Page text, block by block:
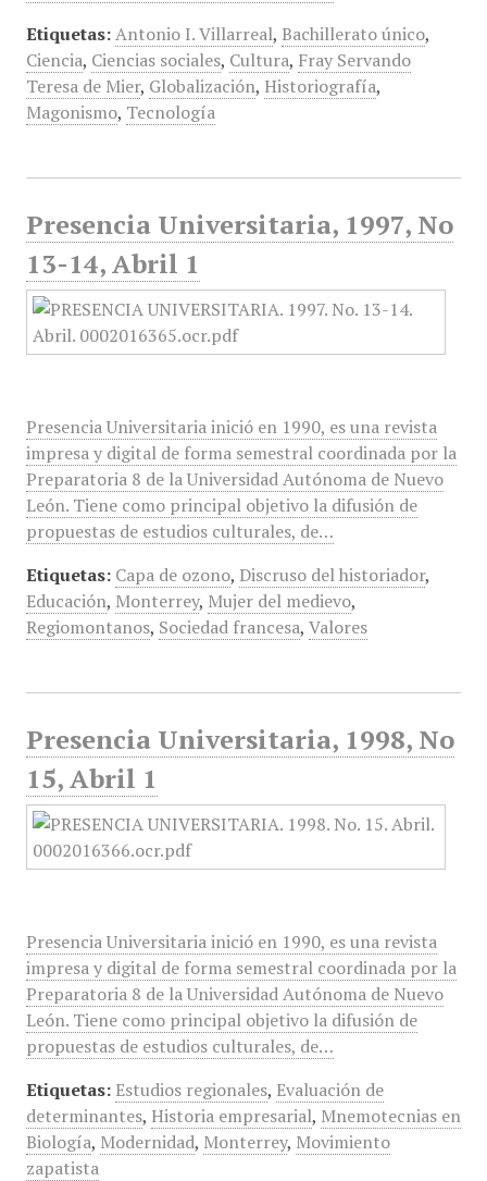
Etiquetas: Antonio I. Villarreal, Bachillerato único,
Ciencia, Ciencias sociales, Cultura, Fray Servando
Teresa de Mier, Globalización, Historiografía,
Magonismo, Tecnología
Presencia Universitaria, 1997, No
13-14, Abril 1
Presencia Universitaria inició en 1990, es una revista
impresa y digital de forma semestral coordinada por la
Preparatoria 8 de la Universidad Autónoma de Nuevo
León. Tiene como principal objetivo la difusión de
propuestas de estudios culturales, de…
Etiquetas: Capa de ozono, Discruso del historiador,
Educación, Monterrey, Mujer del medievo,
Regiomontanos, Sociedad francesa, Valores
Presencia Universitaria, 1998, No
15, Abril 1
Presencia Universitaria inició en 1990, es una revista
impresa y digital de forma semestral coordinada por la
Preparatoria 8 de la Universidad Autónoma de Nuevo
León. Tiene como principal objetivo la difusión de
propuestas de estudios culturales, de…
Etiquetas: Estudios regionales, Evaluación de
determinantes, Historia empresarial, Mnemotecnias en
Biología, Modernidad, Monterrey, Movimiento
zapatista